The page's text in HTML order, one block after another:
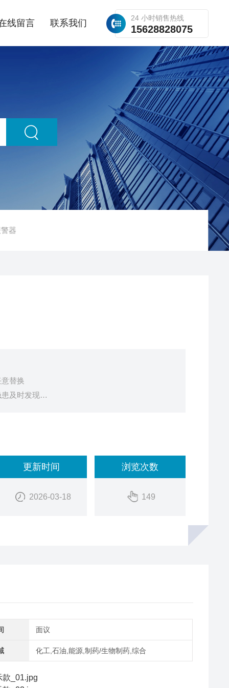
24 小时销售热线
15628828075
线留言 联系我们
器
替换
及时发现
更新时间
2026-03-18
浏览次数
149
面议
化工,石油,能源,制药/生物制药,综合